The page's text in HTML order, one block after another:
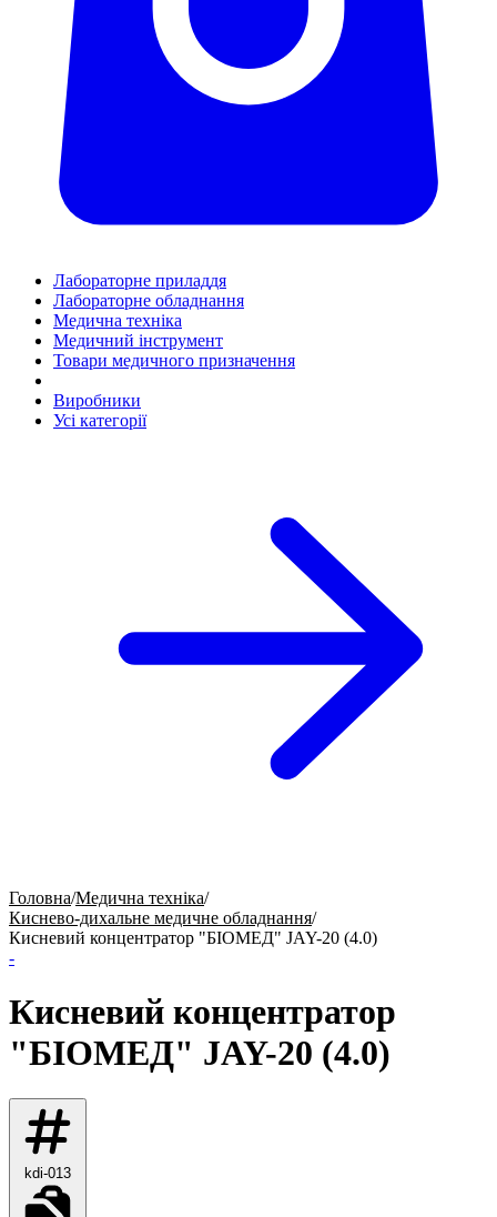
Лабораторне приладдя
Лабораторне обладнання
Медична техніка
Медичний інструмент
Товари медичного призначення
Виробники
Усі категорії
Головна/Медична техніка/
Киснево-дихальне медичне обладнання/
Кисневий концентратор "БІОМЕД" JAY-20 (4.0)
-
Кисневий концентратор
"БІОМЕД" JAY-20 (4.0)
kdi-013